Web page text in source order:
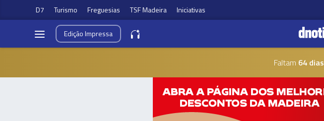
D7 Turismo Freguesias TSF Madeira Iniciativas
EdiçãoImpressa
Faltam 64 dias